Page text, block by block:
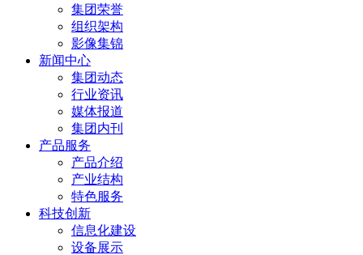
集团荣誉
组织架构
影像集锦
新闻中心
集团动态
行业资讯
媒体报道
集团内刊
产品服务
产品介绍
产业结构
特色服务
科技创新
信息化建设
设备展示